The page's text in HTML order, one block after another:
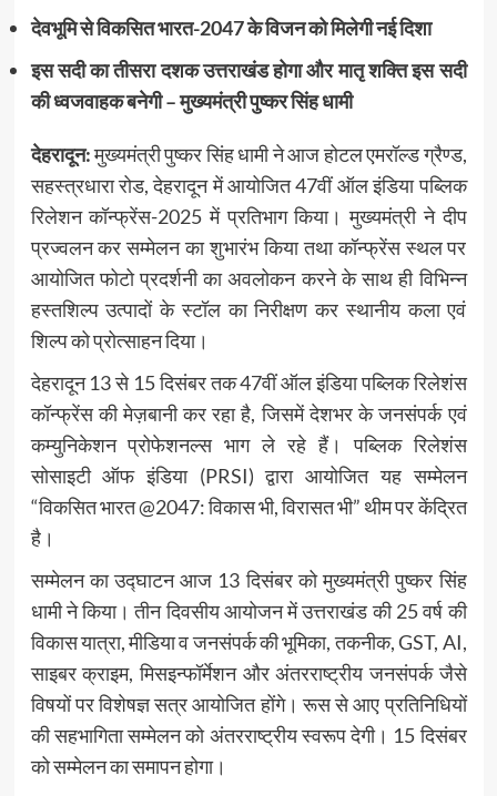
देवभूमि से विकसित भारत-2047 के विजन को मिलेगी नई दिशा
इस सदी का तीसरा दशक उत्तराखंड होगा और मातृ शक्ति इस सदी
की ध्वजवाहक बनेगी – मुख्यमंत्री पुष्कर सिंह धामी
देहरादून:मुख्यमंत्री पुष्कर सिंह धामी ने आज होटल एमरॉल्ड ग्रैण्ड,
सहस्त्रधारा रोड, देहरादून में आयोजित 47वीं ऑल इंडिया पब्लिक
रिलेशन कॉन्फ्रेंस-2025 में प्रतिभाग किया। मुख्यमंत्री ने दीप
प्रज्वलन कर सम्मेलन का शुभारंभ किया तथा कॉन्फ्रेंस स्थल पर
आयोजित फोटो प्रदर्शनी का अवलोकन करने के साथ ही विभिन्न
हस्तशिल्प उत्पादों के स्टॉल का निरीक्षण कर स्थानीय कला एवं
शिल्प को प्रोत्साहन दिया।
देहरादून 13 से 15 दिसंबर तक 47वीं ऑल इंडिया पब्लिक रिलेशंस
कॉन्फ्रेंस की मेज़बानी कर रहा है, जिसमें देशभर के जनसंपर्क एवं
कम्युनिकेशन प्रोफेशनल्स भाग ले रहे हैं। पब्लिक रिलेशंस
सोसाइटी ऑफ इंडिया (PRSI) द्वारा आयोजित यह सम्मेलन
“विकसित भारत @2047: विकास भी, विरासत भी” थीम पर केंद्रित
है।
सम्मेलन का उद्घाटन आज 13 दिसंबर को मुख्यमंत्री पुष्कर सिंह
धामी ने किया। तीन दिवसीय आयोजन में उत्तराखंड की 25 वर्ष की
विकास यात्रा, मीडिया व जनसंपर्क की भूमिका, तकनीक, GST, AI,
साइबर क्राइम, मिसइन्फॉर्मेशन और अंतरराष्ट्रीय जनसंपर्क जैसे
विषयों पर विशेषज्ञ सत्र आयोजित होंगे। रूस से आए प्रतिनिधियों
की सहभागिता सम्मेलन को अंतरराष्ट्रीय स्वरूप देगी। 15 दिसंबर
को सम्मेलन का समापन होगा।